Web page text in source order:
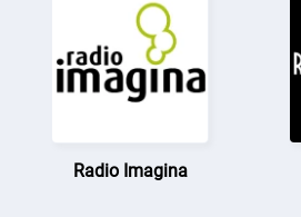
Radio Imagina